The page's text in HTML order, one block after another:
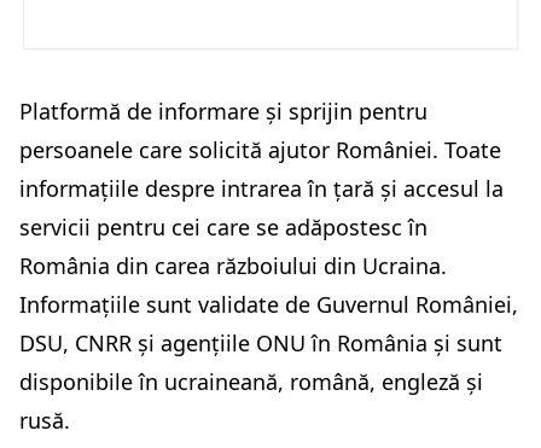
Platformă de informare și sprijin pentru
persoanele care solicită ajutor României. Toate
informațiile despre intrarea în țară și accesul la
servicii pentru cei care se adăpostesc în
România din carea războiului din Ucraina.
Informațiile sunt validate de Guvernul României,
DSU, CNRR și agențiile ONU în România și sunt
disponibile în ucraineană, română, engleză și
rusă.